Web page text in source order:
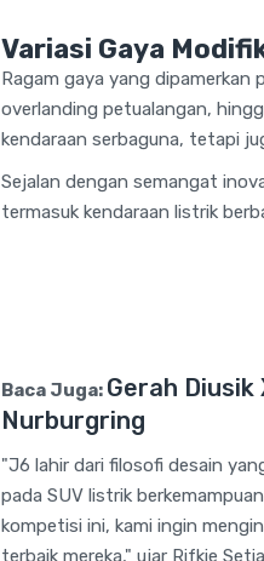
Variasi Gaya
Ragam gaya yang
overlanding petualangan,
kendaraan serbaguna, tetapi
Sejalan dengan semangat
termasuk kendaraan listrik
Baca Juga: Gerah
Nurburgring
"J6 lahir dari filosofi desain
pada SUV listrik
kompetisi ini, kami ingin
terbaik mereka," ujar Rifkie